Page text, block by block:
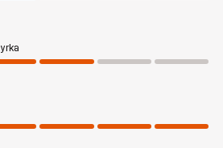
64 kg och har storlek M.